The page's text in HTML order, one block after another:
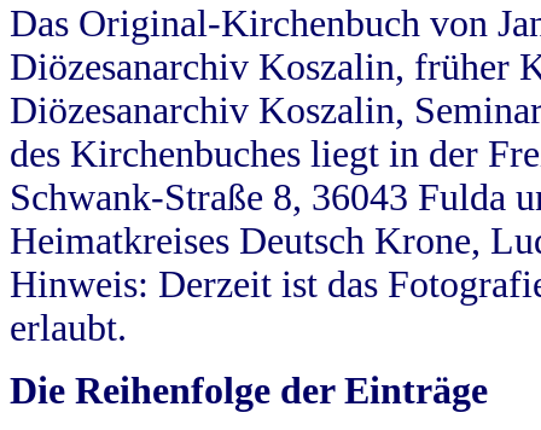
Das Original-Kirchenbuch von
Diözesanarchiv Koszalin, früher
Diözesanarchiv Koszalin,
des Kirchenbuches liegt in der
Schwank-Straße 8, 36043 Fulda
Heimatkreises Deutsch Krone,
Hinweis: Derzeit ist das
erlaubt.
Die Reihenfolge der Einträge